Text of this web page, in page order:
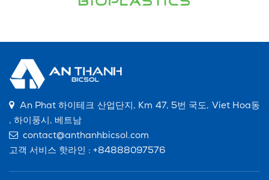
An Phat 하이테크 산업단지, Km 47, 5번 국도, Viet Hoa동
, 하이풍시, 베트남
contact@anthanhbicsol.com
고객 서비스 핫라인 : +84888097576